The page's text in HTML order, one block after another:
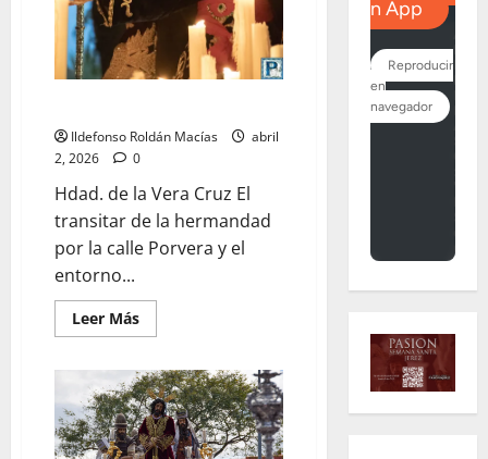
Ildefonso Roldán Macías
abril
2, 2026
0
Hdad. de la Vera Cruz El
transitar de la hermandad
por la calle Porvera y el
entorno...
Leer MásLeer
más
LO
NUNCA
VISTO:
Jueves
Santo